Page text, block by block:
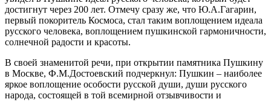
достигнут через 200 лет. Отмечу сразу же, что Ю.А.Гагарин,
первый покоритель Космоса, стал таким воплощением идеала
русского человека, воплощением пушкинской гармоничности,
солнечной радости и красоты.
В своей знаменитой речи, при открытии памятника Пушкину
в Москве, Ф.М.Достоевский подчеркнул: Пушкин – наиболее
яркое воплощение особости русской души, души русского
народа, состоящей в той всемирной отзывчивости и